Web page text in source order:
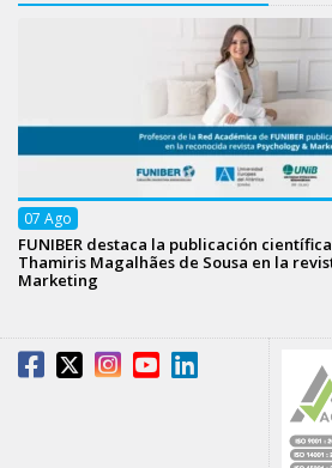
07 Ago
FUNIBER destaca la publicación
Thamiris Magalhães de Sousa en la
Marketing